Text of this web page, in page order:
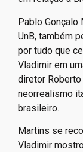
Pablo
UnB, também
por tudo que
Vladimir em
diretor
neorrealismo
brasileiro.
Martins se
Vladimir